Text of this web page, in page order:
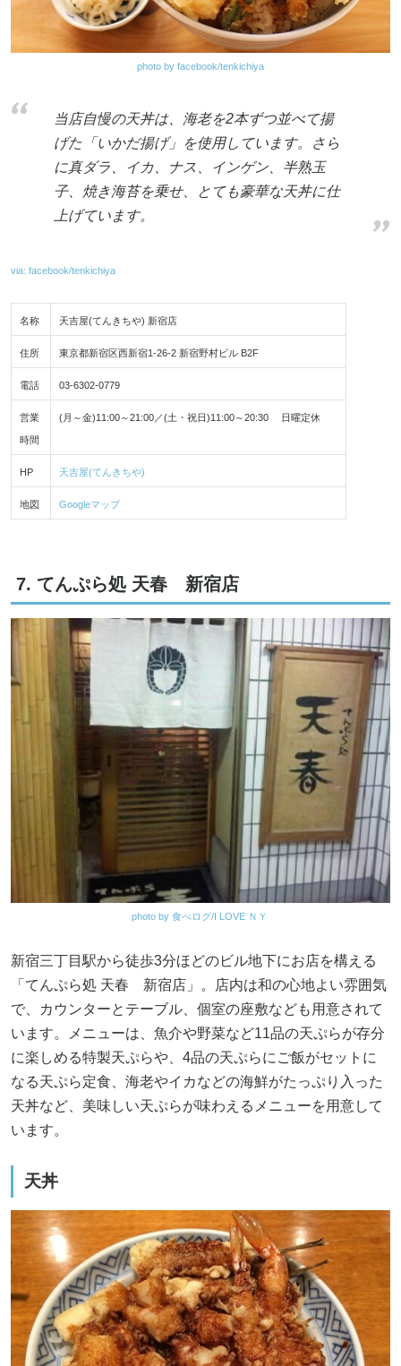
photo by facebook/tenkichiya
当店自慢の天丼は、海老を2本ずつ並べて揚
げた「いかだ揚げ」を使用しています。さら
に真ダラ、イカ、ナス、インゲン、半熟玉
子、焼き海苔を乗せ、とても豪華な天丼に仕
上げています。
via: facebook/tenkichiya
名称 天吉屋(てんきちや) 新宿店
住所 東京都新宿区西新宿1-26-2 新宿野村ビル B2F
電話 03-6302-0779
営業
時間
(月～金)11:00～21:00／(土・祝日)11:00～20:30 日曜定休
HP 天吉屋(てんきちや)
地図 Googleマップ
7. てんぷら処 天春 新宿店
photo by 食べログ/I LOVE ＮＹ
新宿三丁目駅から徒歩3分ほどのビル地下にお店を構える
「てんぷら処 天春 新宿店」。店内は和の心地よい雰囲気
で、カウンターとテーブル、個室の座敷なども用意されて
います。メニューは、魚介や野菜など11品の天ぷらが存分
に楽しめる特製天ぷらや、4品の天ぷらにご飯がセットに
なる天ぷら定食、海老やイカなどの海鮮がたっぷり入った
天丼など、美味しい天ぷらが味わえるメニューを用意して
います。
天丼